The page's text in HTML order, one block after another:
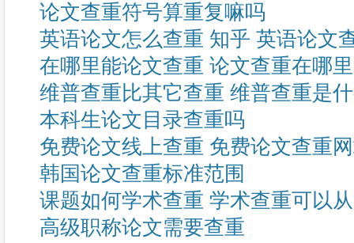
论文查重符号算重复嘛吗
英语论文怎么查重 知乎 英语论文
在哪里能论文查重 论文查重在哪
维普查重比其它查重 维普查重是
本科生论文目录查重吗
免费论文线上查重 免费论文查重
韩国论文查重标准范围
课题如何学术查重 学术查重可以
高级职称论文需要查重